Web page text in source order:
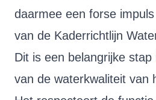
daarmee een forse
van de Kaderrichtlijn
Dit is een belangrijke
van de waterkwaliteit van